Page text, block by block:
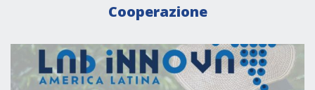
Cooperazione